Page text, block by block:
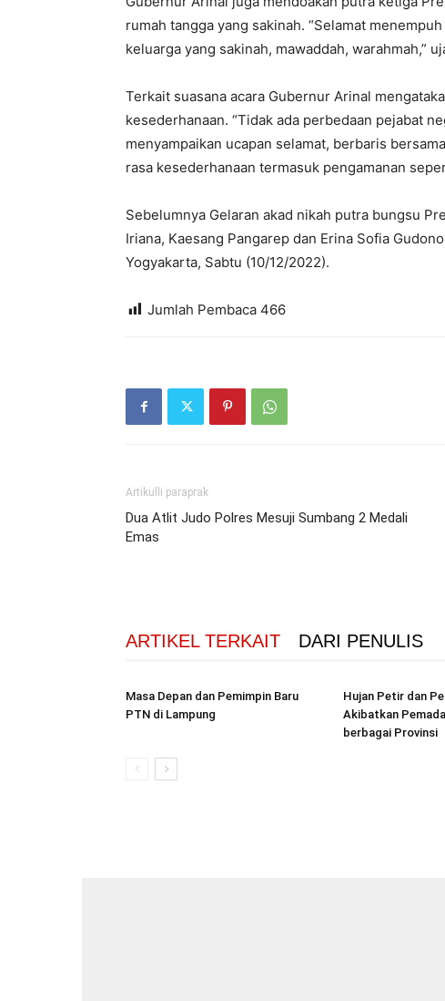
rumah tangga yang sakinah. “Selamat
keluarga yang sakinah, mawaddah, warahmah,”
Terkait suasana acara Gubernur Arinal
kesederhanaan. “Tidak ada perbedaan pejabat
menyampaikan ucapan selamat, berbaris
rasa kesederhanaan termasuk pengamanan
Sebelumnya Gelaran akad nikah putra bungsu
Iriana, Kaesang Pangarep dan Erina Sofia
Yogyakarta, Sabtu (10/12/2022).
Jumlah Pembaca 466
Artikulli paraprak
Dua Atlit Judo Polres Mesuji Sumbang 2 Medali
Emas
ARTIKEL TERKAIT DARI PENULIS
Masa Depan dan Pemimpin Baru
PTN di Lampung
Hujan Petir dan
Akibatkan
berbagai Provinsi